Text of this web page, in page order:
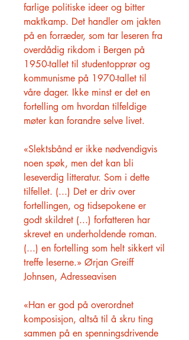
farlige politiske ideer og bitter
maktkamp. Det handler om jakten
på en forræder, som tar leseren fra
overdådig rikdom i Bergen på
1950-tallet til studentopprør og
kommunisme på 1970-tallet til
våre dager. Ikke minst er det en
fortelling om hvordan tilfeldige
møter kan forandre selve livet.
«Slektsbånd er ikke nødvendigvis
noen spøk, men det kan bli
leseverdig litteratur. Som i dette
tilfellet. (...) Det er driv over
fortellingen, og tidsepokene er
godt skildret (...) forfatteren har
skrevet en underholdende roman.
(...) en fortelling som helt sikkert vil
treffe leserne.» Ørjan Greiff
Johnsen, Adresseavisen
«Han er god på overordnet
komposisjon, altså til å skru ting
sammen på en spenningsdrivende